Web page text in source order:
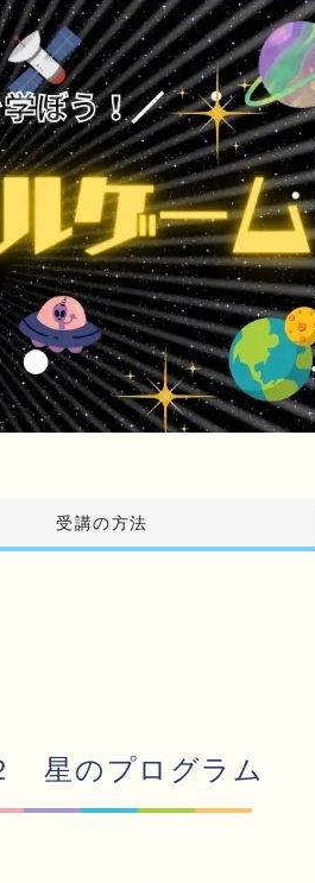
受講の方法
星のプログラム